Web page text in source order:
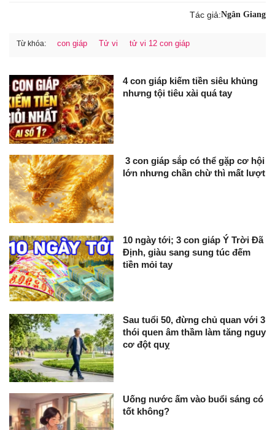
Tác giả:Ngân Giang
Từ khóa: con giáp Tử vi tử vi 12 con giáp
4 con giáp kiếm tiền siêu khủng
nhưng tội tiêu xài quá tay
3 con giáp sắp có thể gặp cơ hội
lớn nhưng chần chừ thì mất lượt
10 ngày tới; 3 con giáp Ý Trời Đã
Định, giàu sang sung túc đếm
tiền mỏi tay
Sau tuổi 50, đừng chủ quan với 3
thói quen âm thầm làm tăng nguy
cơ đột quỵ
Uống nước ấm vào buổi sáng có
tốt không?